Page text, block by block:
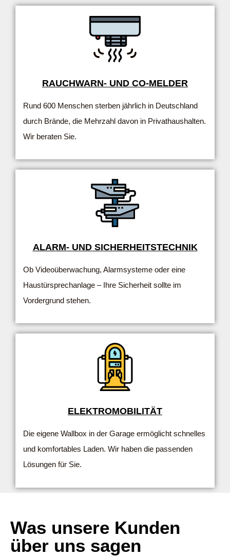
RAUCHWARN- UND CO-MELDER
Rund 600 Menschen sterben jährlich in Deutschland
durch Brände, die Mehrzahl davon in Privathaushalten.
Wir beraten Sie.
ALARM- UND SICHERHEITSTECHNIK
Ob Videoüberwachung, Alarmsysteme oder eine
Haustürsprechanlage – Ihre Sicherheit sollte im
Vordergrund stehen.
ELEKTROMOBILITÄT
Die eigene Wallbox in der Garage ermöglicht schnelles
und komfortables Laden. Wir haben die passenden
Lösungen für Sie.
Was unsere Kunden
über uns sagen